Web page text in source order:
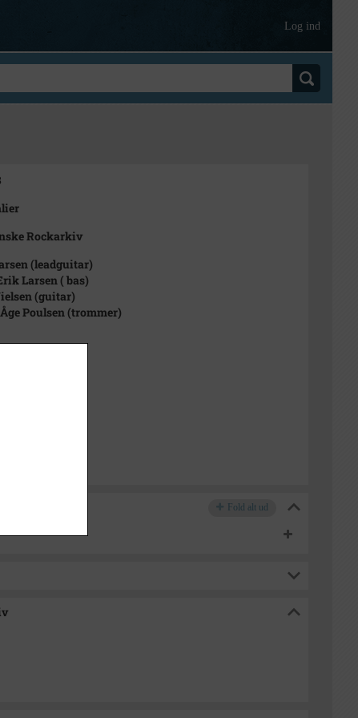
Log ind
Rockarkiv
(leadguitar)
Larsen ( bas)
(guitar)
Poulsen (trommer)
Fold alt ud